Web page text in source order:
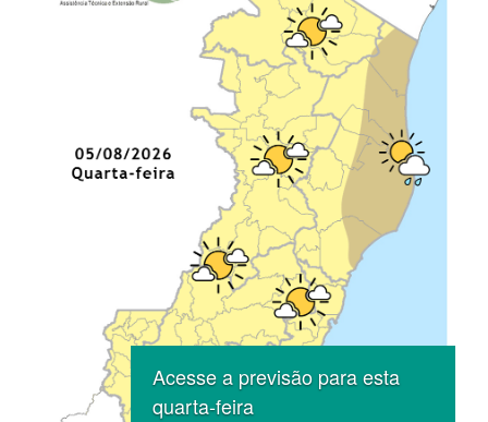
Acesse a previsão para esta
quarta-feira
Previous